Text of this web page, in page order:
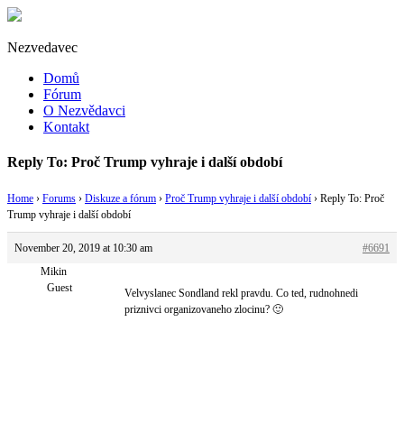
Nezvedavec
Domů
Fórum
O Nezvědavci
Kontakt
Reply To: Proč Trump vyhraje i další období
Home › Forums › Diskuze a fórum › Proč Trump vyhraje i další období › Reply To: Proč
Trump vyhraje i další období
November 20, 2019 at 10:30 am
#6691
Mikin
Guest
Velvyslanec Sondland rekl pravdu. Co ted, rudnohnedi
priznivci organizovaneho zlocinu? 🙂